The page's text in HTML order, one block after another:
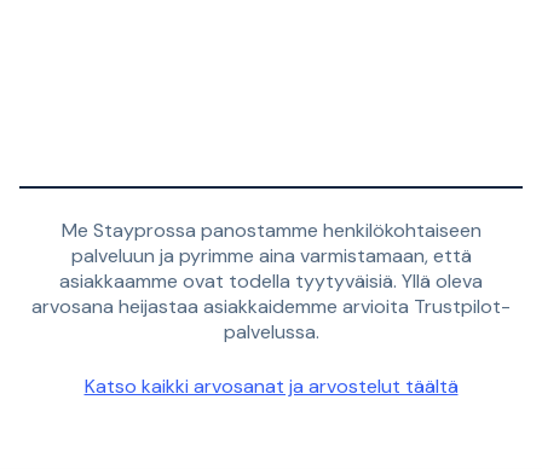
Me Stayprossa panostamme henkilökohtaiseen
palveluun ja pyrimme aina varmistamaan, että
asiakkaamme ovat todella tyytyväisiä. Yllä oleva
arvosana heijastaa asiakkaidemme arvioita Trustpilot-
palvelussa.
Katso kaikki arvosanat ja arvostelut täältä